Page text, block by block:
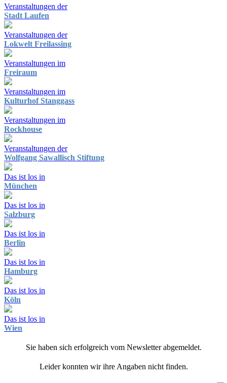
Veranstaltungen der
Stadt Laufen
Veranstaltungen der
Lokwelt Freilassing
Veranstaltungen im
Freiraum
Veranstaltungen im
Kulturhof Stanggass
Veranstaltungen im
Rockhouse
Veranstaltungen der
Wolfgang Sawallisch Stiftung
Das ist los in
München
Das ist los in
Salzburg
Das ist los in
Berlin
Das ist los in
Hamburg
Das ist los in
Köln
Das ist los in
Wien
Sie haben sich erfolgreich vom Newsletter abgemeldet.
Leider konnten wir ihre Angaben nicht finden.